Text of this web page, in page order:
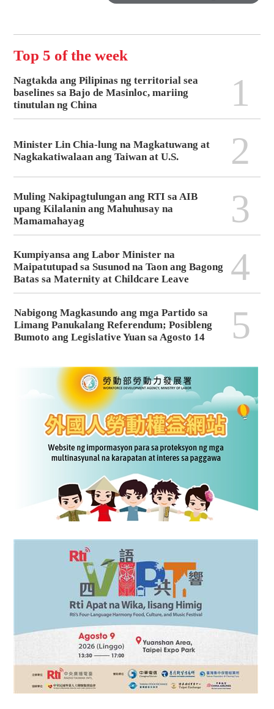
Top 5 of the week
Nagtakda ang Pilipinas ng territorial sea
baselines sa Bajo de Masinloc, mariing
tinutulan ng China
1
Minister Lin Chia-lung na Magkatuwang at
Nagkakatiwalaan ang Taiwan at U.S.
2
Muling Nakipagtulungan ang RTI sa AIB
upang Kilalanin ang Mahuhusay na
Mamamahayag
3
Kumpiyansa ang Labor Minister na
Maipatutupad sa Susunod na Taon ang Bagong
Batas sa Maternity at Childcare Leave
4
Nabigong Magkasundo ang mga Partido sa
Limang Panukalang Referendum; Posibleng
Bumoto ang Legislative Yuan sa Agosto 14
5